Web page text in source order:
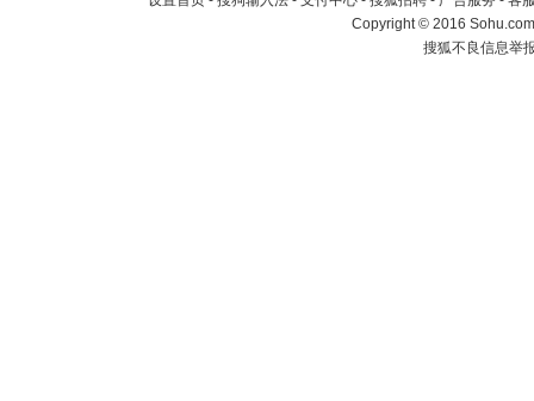
Copyright©2016
搜狐不良信息举